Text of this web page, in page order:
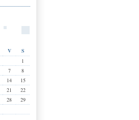
V
S
1
7
8
14
15
21
22
28
29